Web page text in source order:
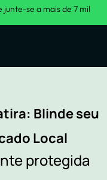
se a mais de 7 mil
Blinde seu
Local
protegida